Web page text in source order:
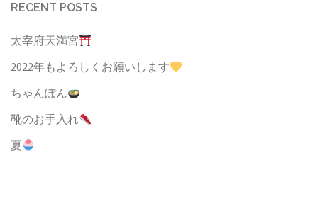
RECENT POSTS
太宰府天満宮
2022年もよろしくお願いします
ちゃんぽん
靴のお手入れ
夏